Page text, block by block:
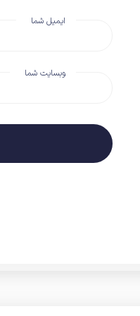
ایمیل شما
وبسایت شما